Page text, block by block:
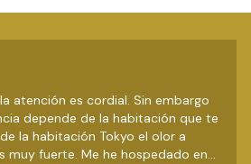
atención es cordial. Sin embargo
depende de la habitación que te
la habitación Tokyo el olor a
muy fuerte. Me he hospedado en